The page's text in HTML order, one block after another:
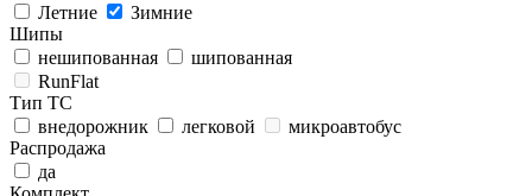
Летние
Зимние
Шипы
нешипованная
шипованная
RunFlat
Тип ТС
внедорожник
легковой
микроавтобус
Распродажа
да